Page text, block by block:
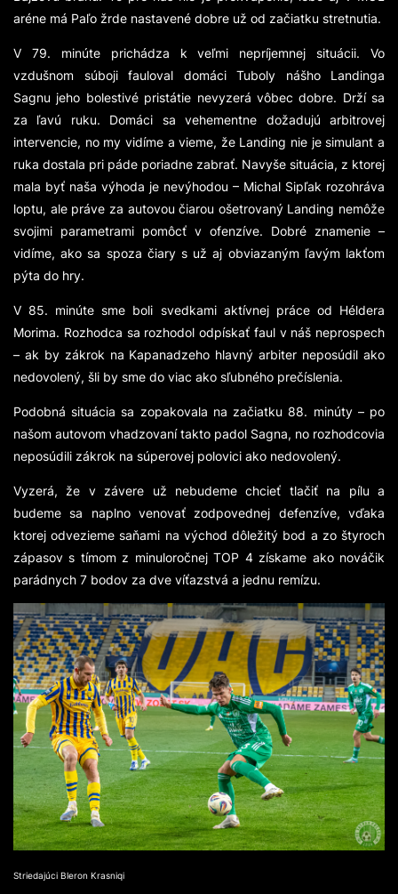
aréne má Paľo žrde nastavené dobre už od začiatku stretnutia.
V 79. minúte prichádza k veľmi nepríjemnej situácii. Vo
vzdušnom súboji fauloval domáci Tuboly nášho Landinga
Sagnu jeho bolestivé pristátie nevyzerá vôbec dobre. Drží sa
za ľavú ruku. Domáci sa vehementne dožadujú arbitrovej
intervencie, no my vidíme a vieme, že Landing nie je simulant a
ruka dostala pri páde poriadne zabrať. Navyše situácia, z ktorej
mala byť naša výhoda je nevýhodou – Michal Sipľak rozohráva
loptu, ale práve za autovou čiarou ošetrovaný Landing nemôže
svojimi parametrami pomôcť v ofenzíve. Dobré znamenie –
vidíme, ako sa spoza čiary s už aj obviazaným ľavým lakťom
pýta do hry.
V 85. minúte sme boli svedkami aktívnej práce od Héldera
Morima. Rozhodca sa rozhodol odpískať faul v náš neprospech
– ak by zákrok na Kapanadzeho hlavný arbiter neposúdil ako
nedovolený, šli by sme do viac ako sľubného prečíslenia.
Podobná situácia sa zopakovala na začiatku 88. minúty – po
našom autovom vhadzovaní takto padol Sagna, no rozhodcovia
neposúdili zákrok na súperovej polovici ako nedovolený.
Vyzerá, že v závere už nebudeme chcieť tlačiť na pílu a
budeme sa naplno venovať zodpovednej defenzíve, vďaka
ktorej odvezieme saňami na východ dôležitý bod a zo štyroch
zápasov s tímom z minuloročnej TOP 4 získame ako nováčik
parádnych 7 bodov za dve víťazstvá a jednu remízu.
Striedajúci Bleron Krasniqi